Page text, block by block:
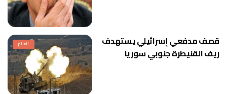
العالم
قصف مدفعي إسرائيلي يستهدف
ريف القنيطرة جنوبي سوريا